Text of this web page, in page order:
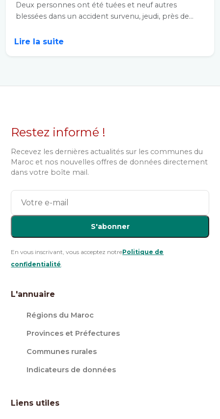
Deux personnes ont été tuées et neuf autres
blessées dans un accident survenu, jeudi, près de...
Lire la suite
Restez informé !
Recevez les dernières actualités sur les communes du
Maroc et nos nouvelles offres de données directement
dans votre boîte mail.
S'abonner
En vous inscrivant, vous acceptez notrePolitique de
confidentialité.
L'annuaire
Régions du Maroc
Provinces et Préfectures
Communes rurales
Indicateurs de données
Liens utiles